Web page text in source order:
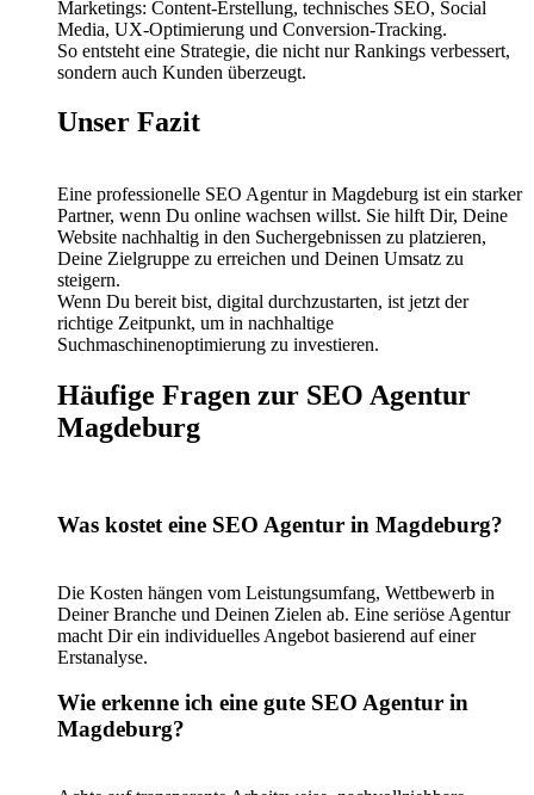
Marketings: Content-Erstellung, technisches SEO, Social
Media, UX-Optimierung und Conversion-Tracking.
So entsteht eine Strategie, die nicht nur Rankings verbessert,
sondern auch Kunden überzeugt.
Unser Fazit
Eine professionelle SEO Agentur in Magdeburg ist ein starker
Partner, wenn Du online wachsen willst. Sie hilft Dir, Deine
Website nachhaltig in den Suchergebnissen zu platzieren,
Deine Zielgruppe zu erreichen und Deinen Umsatz zu
steigern.
Wenn Du bereit bist, digital durchzustarten, ist jetzt der
richtige Zeitpunkt, um in nachhaltige
Suchmaschinenoptimierung zu investieren.
Häufige Fragen zur SEO Agentur
Magdeburg
Was kostet eine SEO Agentur in Magdeburg?
Die Kosten hängen vom Leistungsumfang, Wettbewerb in
Deiner Branche und Deinen Zielen ab. Eine seriöse Agentur
macht Dir ein individuelles Angebot basierend auf einer
Erstanalyse.
Wie erkenne ich eine gute SEO Agentur in
Magdeburg?